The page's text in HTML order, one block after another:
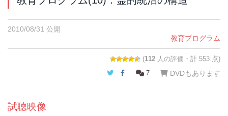
2010/08/31 公開
教育プログラム
(112 人の評価・計 553 点)
Twitter
Facebook
7 DVDもあります
試聴映像